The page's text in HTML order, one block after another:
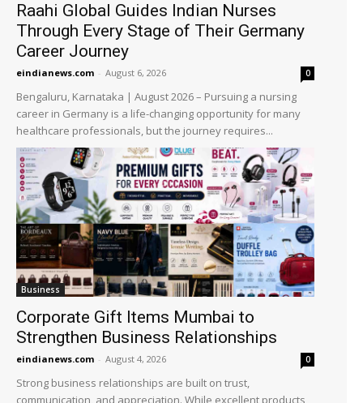
Raahi Global Guides Indian Nurses
Through Every Stage of Their Germany
Career Journey
eindianews.com - August 6, 2026 0
Bengaluru, Karnataka | August 2026 – Pursuing a nursing
career in Germany is a life-changing opportunity for many
healthcare professionals, but the journey requires...
Business
Corporate Gift Items Mumbai to
Strengthen Business Relationships
eindianews.com - August 4, 2026 0
Strong business relationships are built on trust,